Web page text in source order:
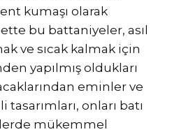
kumaşı olarak
bu battaniyeler, asıl
ve sıcak kalmak için
yapılmış oldukları
eminler ve
onları batı
mükemmel